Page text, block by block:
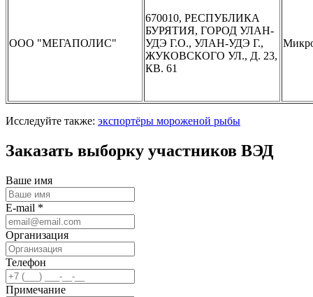
ООО "МЕГАПОЛИС"
670010, РЕСПУБЛИКА
БУРЯТИЯ, ГОРОД УЛАН-
УДЭ Г.О., УЛАН-УДЭ Г.,
ЖУКОВСКОГО УЛ., Д. 23,
КВ. 61
Исследуйте также: экспортёры мороженой рыбы
Заказать выборку участников ВЭД
Ваше имя
E-mail *
Организация
Телефон
Примечание